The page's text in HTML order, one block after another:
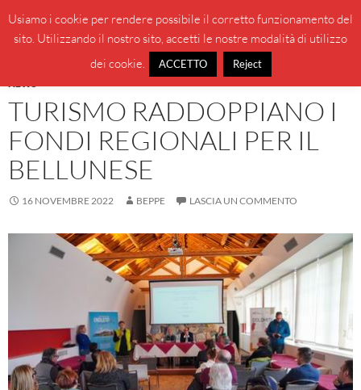
contenuto
BeppeBlog
MENU
NEWS
TURISMO RADDOPPIANO I
FONDI REGIONALI PER IL
BELLUNESE
16 NOVEMBRE 2022 BEPPE LASCIA UN COMMENTO
Usiamo i cookie per rendere possibile il corretto funzionamento del
sito. Utilizzando il nostro sito, accetti le nostre modalità di utilizzo
dei cookie.
ACCETTO Reject